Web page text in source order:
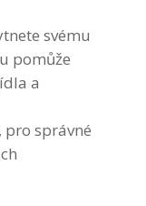
svému
pomůže
a
pro správné